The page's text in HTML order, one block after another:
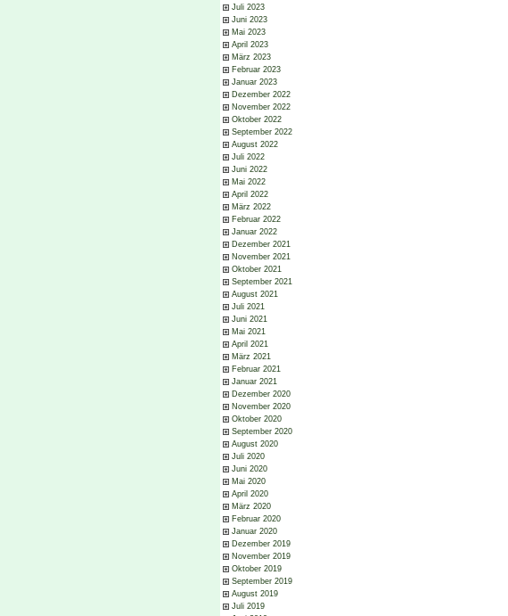
Juli 2023
Juni 2023
Mai 2023
April 2023
März 2023
Februar 2023
Januar 2023
Dezember 2022
November 2022
Oktober 2022
September 2022
August 2022
Juli 2022
Juni 2022
Mai 2022
April 2022
März 2022
Februar 2022
Januar 2022
Dezember 2021
November 2021
Oktober 2021
September 2021
August 2021
Juli 2021
Juni 2021
Mai 2021
April 2021
März 2021
Februar 2021
Januar 2021
Dezember 2020
November 2020
Oktober 2020
September 2020
August 2020
Juli 2020
Juni 2020
Mai 2020
April 2020
März 2020
Februar 2020
Januar 2020
Dezember 2019
November 2019
Oktober 2019
September 2019
August 2019
Juli 2019